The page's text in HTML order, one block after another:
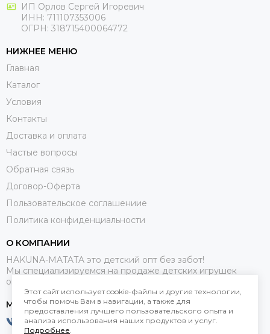
ИП Орлов Сергей Игоревич
ИНН: 711107353006
ОГРН: 318715400064772
НИЖНЕЕ МЕНЮ
Главная
Каталог
Условия
Контакты
Доставка и оплата
Частые вопросы
Обратная связь
Договор-Оферта
Пользовательское соглашениие
Политика конфиденциальности
О КОМПАНИИ
HAKUNA-MATATA это детский опт без забот!
Мы специализируемся на продаже детских игрушек
оптом.
МЕССЕНДЖЕРЫ
Этот сайт использует cookie-файлы и другие технологии,
чтобы помочь Вам в навигации, а также для
предоставления лучшего пользовательского опыта и
анализа использования наших продуктов и услуг.
Подробнее.